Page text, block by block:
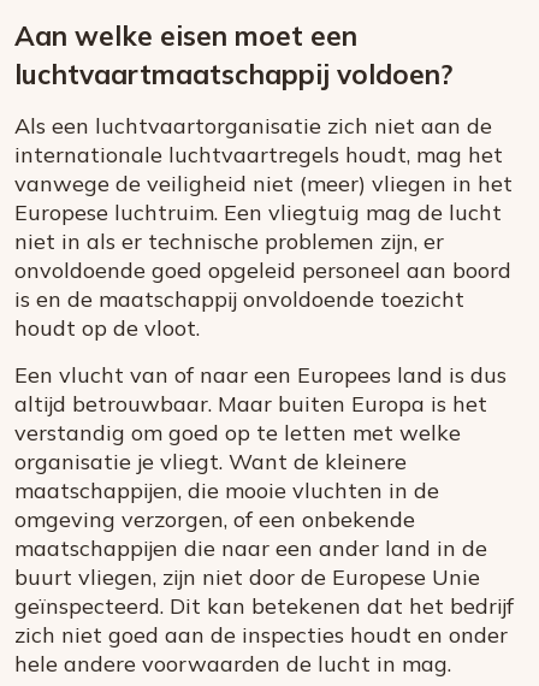
Aan welke eisen moet een
luchtvaartmaatschappij voldoen?
Als een luchtvaartorganisatie zich niet aan de
internationale luchtvaartregels houdt, mag het
vanwege de veiligheid niet (meer) vliegen in het
Europese luchtruim. Een vliegtuig mag de lucht
niet in als er technische problemen zijn, er
onvoldoende goed opgeleid personeel aan boord
is en de maatschappij onvoldoende toezicht
houdt op de vloot.
Een vlucht van of naar een Europees land is dus
altijd betrouwbaar. Maar buiten Europa is het
verstandig om goed op te letten met welke
organisatie je vliegt. Want de kleinere
maatschappijen, die mooie vluchten in de
omgeving verzorgen, of een onbekende
maatschappijen die naar een ander land in de
buurt vliegen, zijn niet door de Europese Unie
geïnspecteerd. Dit kan betekenen dat het bedrijf
zich niet goed aan de inspecties houdt en onder
hele andere voorwaarden de lucht in mag.